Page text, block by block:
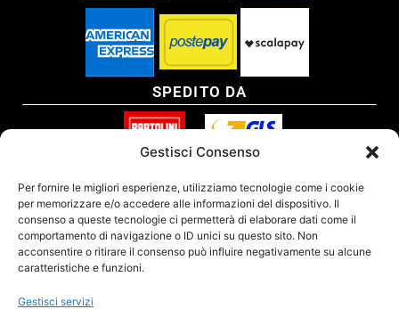
Gestisci Consenso
Per fornire le migliori esperienze, utilizziamo tecnologie come i cookie
per memorizzare e/o accedere alle informazioni del dispositivo. Il
consenso a queste tecnologie ci permetterà di elaborare dati come il
comportamento di navigazione o ID unici su questo sito. Non
acconsentire o ritirare il consenso può influire negativamente su alcune
caratteristiche e funzioni.
Gestisci servizi
SPEDITO DA